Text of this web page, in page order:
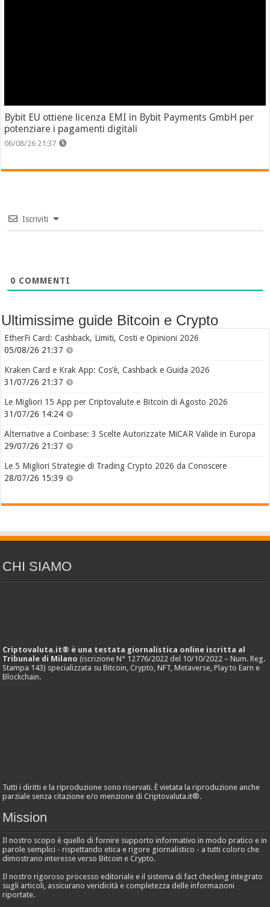
Bybit EU ottiene licenza EMI in Bybit Payments GmbH per
potenziare i pagamenti digitali
06/08/26 21:37
Iscriviti
0 COMMENTI
Ultimissime guide Bitcoin e Crypto
EtherFi Card: Cashback, Limiti, Costi e Opinioni 2026
05/08/26 21:37
Kraken Card e Krak App: Cos’è, Cashback e Guida 2026
31/07/26 21:37
Le Migliori 15 App per Criptovalute e Bitcoin di Agosto 2026
31/07/26 14:24
Alternative a Coinbase: 3 Scelte Autorizzate MiCAR Valide in Europa
29/07/26 21:37
Le 5 Migliori Strategie di Trading Crypto 2026 da Conoscere
28/07/26 15:39
CHI SIAMO
Criptovaluta.it® è una testata giornalistica online iscritta al
Tribunale di Milano (iscrizione N° 12776/2022 del 10/10/2022 – Num. Reg.
Stampa 143) specializzata su Bitcoin, Crypto, NFT, Metaverse, Play to Earn e
Blockchain.
Tutti i diritti e la riproduzione sono riservati. È vietata la riproduzione anche
parziale senza citazione e/o menzione di Criptovaluta.it®.
Mission
Il nostro scopo è quello di fornire supporto informativo in modo pratico e in
parole semplici - rispettando etica e rigore giornalistico - a tutti coloro che
dimostrano interesse verso Bitcoin e Crypto.
Il nostro rigoroso processo editoriale e il sistema di fact checking integrato
sugli articoli, assicurano veridicità e completezza delle informazioni
riportate.